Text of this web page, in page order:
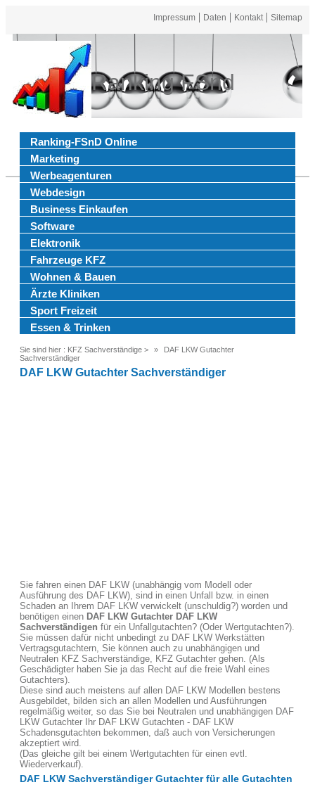
Impressum Daten Kontakt Sitemap
Ranking FSnd
Ranking-FSnD Online
Marketing
Werbeagenturen
Webdesign
Business Einkaufen
Software
Elektronik
Fahrzeuge KFZ
Wohnen & Bauen
Ärzte Kliniken
Sport Freizeit
Essen & Trinken
Sie sind hier : KFZ Sachverständige >
DAF LKW Gutachter
Sachverständiger
DAF LKW Gutachter Sachverständiger
Sie fahren einen DAF LKW (unabhängig vom Modell oder
Ausführung des DAF LKW), sind in einen Unfall bzw. in einen
Schaden an Ihrem DAF LKW verwickelt (unschuldig?) worden und
benötigen einen DAF LKW Gutachter DAF LKW
Sachverständigen für ein Unfallgutachten? (Oder Wertgutachten?).
Sie müssen dafür nicht unbedingt zu DAF LKW Werkstätten
Vertragsgutachtern, Sie können auch zu unabhängigen und
Neutralen KFZ Sachverständige, KFZ Gutachter gehen. (Als
Geschädigter haben Sie ja das Recht auf die freie Wahl eines
Gutachters).
Diese sind auch meistens auf allen DAF LKW Modellen bestens
Ausgebildet, bilden sich an allen Modellen und Ausführungen
regelmäßig weiter, so das Sie bei Neutralen und unabhängigen DAF
LKW Gutachter Ihr DAF LKW Gutachten - DAF LKW
Schadensgutachten bekommen, daß auch von Versicherungen
akzeptiert wird.
(Das gleiche gilt bei einem Wertgutachten für einen evtl.
Wiederverkauf).
DAF LKW Sachverständiger Gutachter für alle Gutachten